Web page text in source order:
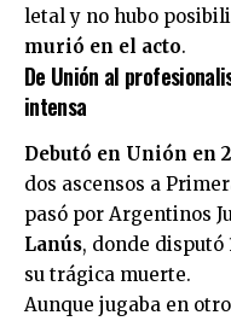
letal y no hubo
murió en el acto.
De Unión al
intensa
Debutó en Unión en
dos ascensos a
pasó por Argentinos
Lanús, donde disputó
su trágica muerte.
Aunque jugaba en